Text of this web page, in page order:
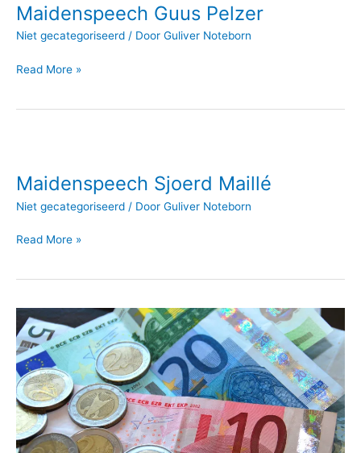
Maidenspeech Guus Pelzer
Niet gecategoriseerd / Door Guliver Noteborn
Pelzer
Read More »
Maidenspeech Sjoerd Maillé
Niet gecategoriseerd / Door Guliver Noteborn
Maillé
Read More »
Schriftelijke
vragen
inzake
startersleningen